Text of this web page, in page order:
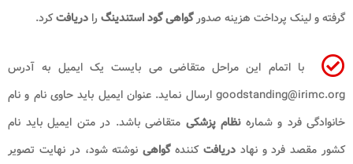
گرفته و لینک پرداخت هزینه صدورگواهی گود استندینگ را دریافتکرد.
با اتمام این مراحل متقاضی می بایست یک ایمیل به آدرس
goodstanding@irimc.org ارسال نماید. عنوان ایمیل باید حاوی نام و نام
خانوادگی فرد و شمارهنظام پزشکی متقاضی باشد. در متن ایمیل باید نام
کشور مقصد فرد و نهاددریافتکنندهگواهی نوشته شود، در نهایت تصویر